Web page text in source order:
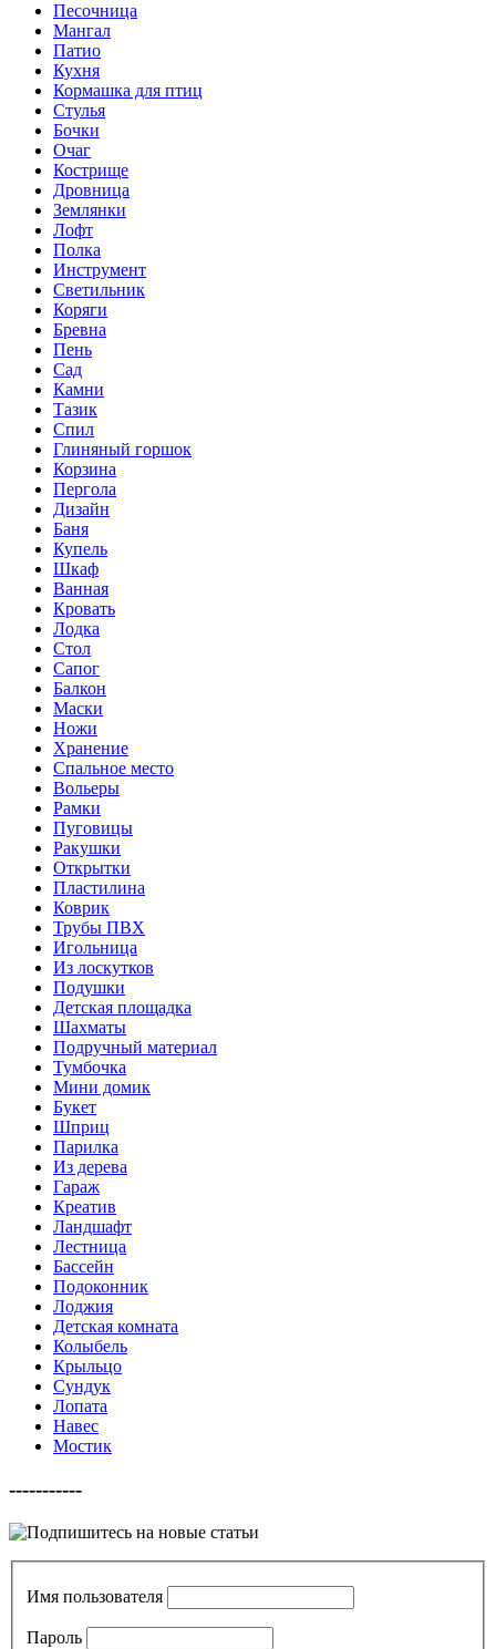
Песочница
Мангал
Патио
Кухня
Кормашка для птиц
Стулья
Бочки
Очаг
Кострище
Дровница
Землянки
Лофт
Полка
Инструмент
Светильник
Коряги
Бревна
Пень
Сад
Камни
Тазик
Спил
Глиняный горшок
Корзина
Пергола
Дизайн
Баня
Купель
Шкаф
Ванная
Кровать
Лодка
Стол
Сапог
Балкон
Маски
Ножи
Хранение
Спальное место
Вольеры
Рамки
Пуговицы
Ракушки
Открытки
Пластилина
Коврик
Трубы ПВХ
Игольница
Из лоскутков
Подушки
Детская площадка
Шахматы
Подручный материал
Тумбочка
Мини домик
Букет
Шприц
Парилка
Из дерева
Гараж
Креатив
Ландшафт
Лестница
Бассейн
Подоконник
Лоджия
Детская комната
Колыбель
Крыльцо
Сундук
Лопата
Навес
Мостик
-----------
Имя пользователя
Пароль